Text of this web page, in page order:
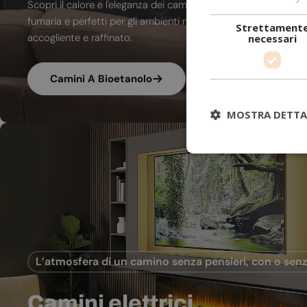
Scopri il calore e l'eleganza dei camini a bioetanolo. A
fumaria e perfetti per gli ambienti moderni, trasformano ogni
accogliente e raffinato.
Camini A Bioetanolo
L’atmosfera di un camino senza pensieri, con o
necessari
MOSTRA